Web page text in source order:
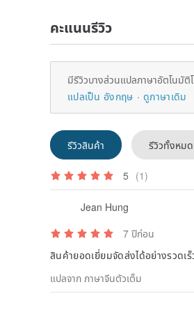
คะแนนรีวิว
มีรีวิวบางส่วนแปลภาษาอัตโนมัติ
แปลเป็น อังกฤษ
ดูภาษาเดิม
รีวิวสินค้า รีวิวทั้งหม
5 (1)
Jean Hung
7 ปีก่อน
สินค้ายอดเยี่ยมจัดส่งได้อย่างรวดเร็
แปลจาก ภาษาจีนตัวเต็ม